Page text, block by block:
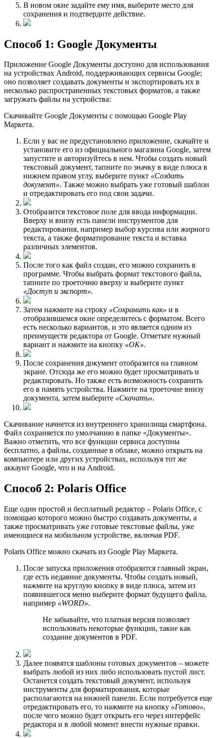
В новом окне задайте ему имя, выберите место для
сохранения и подтвердите действие.
Способ 1: Google Документы
Приложение Google Документы доступно для использования
на устройствах Android, поддерживающих сервисы Google;
оно позволяет создавать документы и экспортировать их в
несколько распространенных текстовых форматов, а также
загружать файлы на устройства:
Скачивайте Google Документы с помощью Google Play
Маркета.
Если у вас не предустановлено приложение, скачайте и
установите его из официального магазина Google, затем
запустите и авторизуйтесь в нем. Чтобы создать новый
текстовый документ, тапните по значку в виде плюса в
нижнем правом углу, выберите пункт «Создать
документ». Также можно выбрать уже готовый шаблон
и отредактировать его под свои задачи.
Отобразится текстовое поле для ввода информации.
Вверху и внизу есть панели инструментов для
редактирования, например выбор курсива или жирного
текста, а также форматирование текста и вставка
различных элементов.
После того как файл создан, его можно сохранить в
программе. Чтобы выбрать формат текстового файла,
тапните по троеточию вверху и выберите пункт
«Доступ и экспорт».
Затем нажмите на строку «Сохранить как» и в
отобразившемся окне определитесь с форматом. Всего
есть несколько вариантов, и это является одним из
преимуществ редактора от Google. Отметьте нужный
вариант и нажмите на кнопку «ОК».
После сохранения документ отобразится на главном
экране. Отсюда же его можно будет просматривать и
редактировать. Но также есть возможность сохранить
его в память устройства. Нажмите на троеточие внизу
документа, затем выберите «Скачать».
Скачивание начнется из внутреннего хранилища смартфона.
Файл сохраняется по умолчанию в папке «Документы».
Важно отметить, что все функции сервиса доступны
бесплатно, а файлы, созданные в облаке, можно открыть на
компьютере или других устройствах, используя тот же
аккаунт Google, что и на Android.
Способ 2: Polaris Office
Еще один простой и бесплатный редактор – Polaris Office, с
помощью которого можно быстро создавать документы, а
также просматривать уже готовые текстовые файлы, уже
имеющиеся на мобильном устройстве, включая PDF.
Polaris Office можно скачать из Google Play Маркета.
После запуска приложения отобразится главный экран,
где есть недавние документы. Чтобы создать новый,
нажмите на круглую кнопку в виде плюса, затем из
появившегося меню выберите формат будущего файла,
например «WORD».
Не забывайте, что платная версия позволяет
использовать некоторые функции, такие как
создание документов в PDF.
Далее появятся шаблоны готовых документов – можете
выбрать любой из них либо использовать пустой лист.
Останется создать текстовый документ, используя
инструменты для форматирования, которые
располагаются на нижней панели. Если потребуется еще
отредактировать его, то нажмите на кнопку «Готово»,
после чего можно будет открыть его через интерфейс
редактора и в любой момент внести нужные правки.